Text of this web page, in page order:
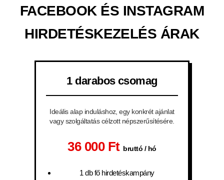
FACEBOOK ÉS INSTAGRAM
HIRDETÉSKEZELÉS ÁRAK
1 darabos csomag
Ideális alap induláshoz, egy konkrét ajánlat
vagy szolgáltatás célzott népszerűsítésére.
36 000 Ft bruttó / hó
1 db fő hirdetéskampány